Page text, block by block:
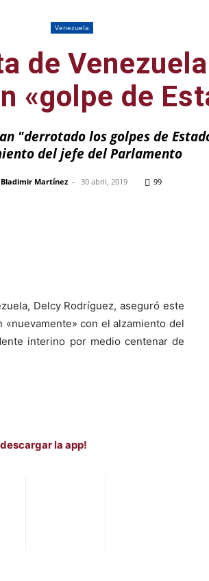
Venezuela
de
«golpe de
"derrotado los golpes de
del jefe del Parlamento
Bladimir Martínez - 30 abril, 2019 99
Delcy Rodríguez, aseguró este
con el alzamiento del
interino por medio centenar de
la app!